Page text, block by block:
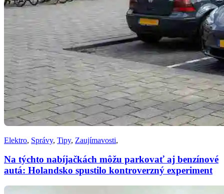
Elektro, Správy, Tipy, Zaujímavosti,
Na týchto nabíjačkách môžu parkovať aj benzínové
autá: Holandsko spustilo kontroverzný experiment